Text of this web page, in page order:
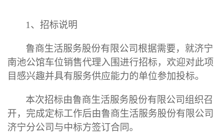
1 、招标说明
鲁商生活服务股份有限公司根据需要，就济宁
南池公馆车位销售代理入围进行招标，欢迎对此项
目感兴趣并具有服务供应能力的单位参加投标。
本次招标由鲁商生活服务股份有限公司组织召
开，完成定标工作后由鲁商生活服务股份有限公司
济宁分公司与中标方签订合同。